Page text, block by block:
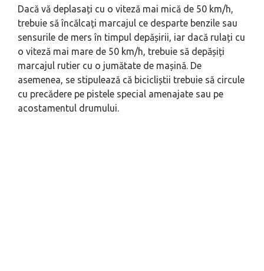
Dacă vă deplasați cu o viteză mai mică de 50 km/h,
trebuie să încălcați marcajul ce desparte benzile sau
sensurile de mers în timpul depășirii, iar dacă rulați cu
o viteză mai mare de 50 km/h, trebuie să depășiți
marcajul rutier cu o jumătate de mașină. De
asemenea, se stipulează că bicicliștii trebuie să circule
cu precădere pe pistele special amenajate sau pe
acostamentul drumului.